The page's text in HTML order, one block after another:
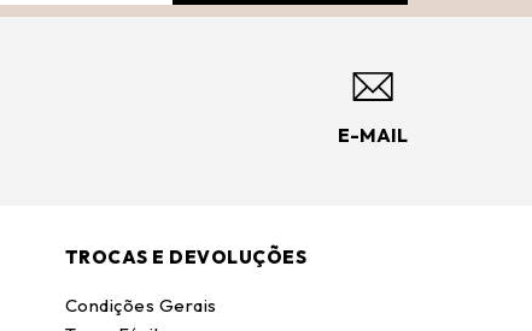
E-MAIL
TROCAS E DEVOLUÇÕES
Condições Gerais